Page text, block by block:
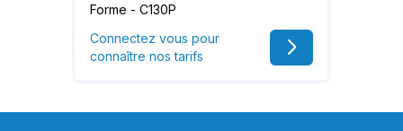
Forme - C130P
Connectez vous pour
connaître nos tarifs